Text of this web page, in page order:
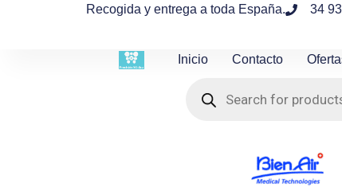
Recogida y entrega a toda España. 34
Inicio Contacto